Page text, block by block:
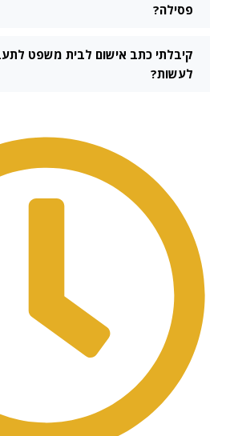
פסילה?
קיבלתי כתב אישום לבית משפט
לעשות?